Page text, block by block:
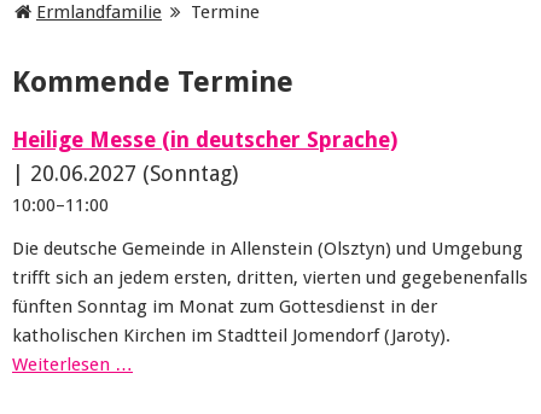
Ermlandfamilie Termine
Kommende Termine
Heilige Messe (in deutscher Sprache)
20.06.2027 (Sonntag)
10:00–11:00
Die deutsche Gemeinde in Allenstein (Olsztyn) und Umgebung
trifft sich an jedem ersten, dritten, vierten und gegebenenfalls
fünften Sonntag im Monat zum Gottesdienst in der
katholischen Kirchen im Stadtteil Jomendorf (Jaroty).
Weiterlesen …